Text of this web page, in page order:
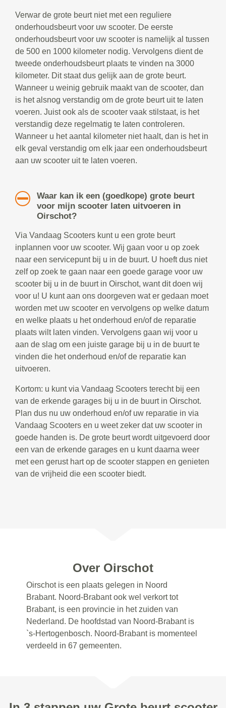
Verwar de grote beurt niet met een reguliere
onderhoudsbeurt voor uw scooter. De eerste
onderhoudsbeurt voor uw scooter is namelijk al tussen
de 500 en 1000 kilometer nodig. Vervolgens dient de
tweede onderhoudsbeurt plaats te vinden na 3000
kilometer. Dit staat dus gelijk aan de grote beurt.
Wanneer u weinig gebruik maakt van de scooter, dan
is het alsnog verstandig om de grote beurt uit te laten
voeren. Juist ook als de scooter vaak stilstaat, is het
verstandig deze regelmatig te laten controleren.
Wanneer u het aantal kilometer niet haalt, dan is het in
elk geval verstandig om elk jaar een onderhoudsbeurt
aan uw scooter uit te laten voeren.
Waar kan ik een (goedkope) grote beurt
voor mijn scooter laten uitvoeren in
Oirschot?
Via Vandaag Scooters kunt u een grote beurt
inplannen voor uw scooter. Wij gaan voor u op zoek
naar een servicepunt bij u in de buurt. U hoeft dus niet
zelf op zoek te gaan naar een goede garage voor uw
scooter bij u in de buurt in Oirschot, want dit doen wij
voor u! U kunt aan ons doorgeven wat er gedaan moet
worden met uw scooter en vervolgens op welke datum
en welke plaats u het onderhoud en/of de reparatie
plaats wilt laten vinden. Vervolgens gaan wij voor u
aan de slag om een juiste garage bij u in de buurt te
vinden die het onderhoud en/of de reparatie kan
uitvoeren.
Kortom: u kunt via Vandaag Scooters terecht bij een
van de erkende garages bij u in de buurt in Oirschot.
Plan dus nu uw onderhoud en/of uw reparatie in via
Vandaag Scooters en u weet zeker dat uw scooter in
goede handen is. De grote beurt wordt uitgevoerd door
een van de erkende garages en u kunt daarna weer
met een gerust hart op de scooter stappen en genieten
van de vrijheid die een scooter biedt.
Over Oirschot
Oirschot is een plaats gelegen in Noord
Brabant. Noord-Brabant ook wel verkort tot
Brabant, is een provincie in het zuiden van
Nederland. De hoofdstad van Noord-Brabant is
`s-Hertogenbosch. Noord-Brabant is momenteel
verdeeld in 67 gemeenten.